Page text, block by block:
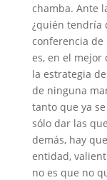
chamba. Ante
¿quién tendría
conferencia de
es, en el mejor
la estrategia
de ninguna
tanto que ya
sólo dar las
demás, hay
entidad,
no es que no